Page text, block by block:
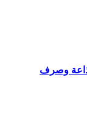
وصرف